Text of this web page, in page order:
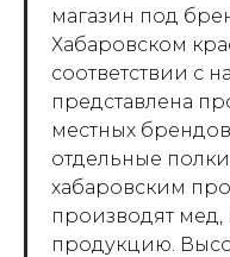
магазин под
Хабаровском
соответствии с
представлена
местных
отдельные
хабаровским
производят
продукцию.